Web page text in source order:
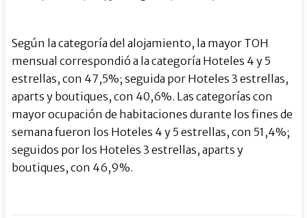
Según la categoría del alojamiento, la mayor TOH
mensual correspondió a la categoría Hoteles 4 y 5
estrellas, con 47,5%; seguida por Hoteles 3 estrellas,
aparts y boutiques, con 40,6%. Las categorías con
mayor ocupación de habitaciones durante los fines de
semana fueron los Hoteles 4 y 5 estrellas, con 51,4%;
seguidos por los Hoteles 3 estrellas, aparts y
boutiques, con 46,9%.